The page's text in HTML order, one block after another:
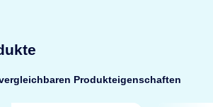
Produkteigenschaften